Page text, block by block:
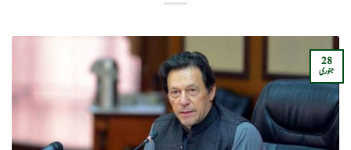
28
جنوری